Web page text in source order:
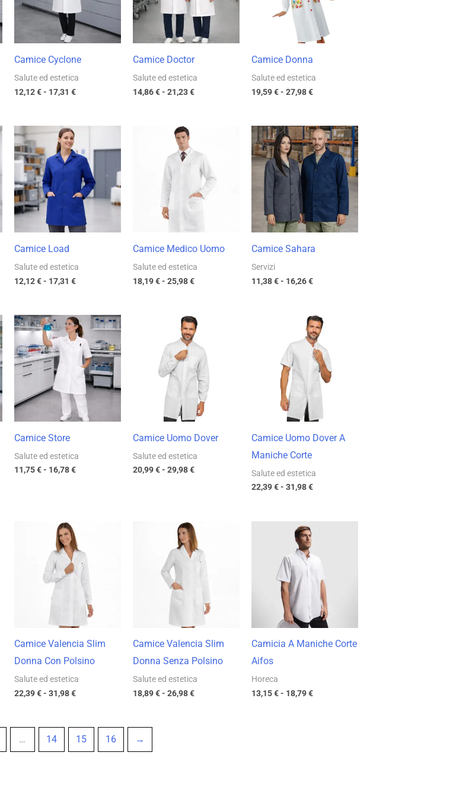
Camice Cyclone
Salute ed estetica
12,12€- 17,31 €
17,31 €
Camice Doctor
Salute ed estetica
14,86€- 21,23€
21,23 €
Camice Donna
Salute ed estetica
19,59€- 27,98€
27,98 €
Camice Load
Salute ed estetica
12,12€- 17,31 €
prezzo:
da
12,12 €
17,31 €
Camice Medico Uomo
Salute ed estetica
18,19€- 25,98€
prezzo:
da
18,19 €
25,98 €
Camice Sahara
Servizi
11,38€- 16,26€
Fascia
di
prezzo:
da
11,38 €
a
16,26 €
Camice Store
Salute ed estetica
11,75€- 16,78€
Fascia
di
prezzo:
da
11,75 €
16,78 €
Camice Uomo Dover
Salute ed estetica
20,99€- 29,98€
Fascia
di
prezzo:
da
20,99 €
a
29,98 €
Camice Uomo Dover A
Maniche Corte
Salute ed estetica
22,39€- 31,98€
Fascia
di
prezzo:
da
22,39 €
31,98 €
Camice Valencia Slim
Donna Con Polsino
Salute ed estetica
22,39€- 31,98€
di
prezzo:
22,39 €
31,98 €
Camice Valencia Slim
Donna Senza Polsino
Salute ed estetica
18,89€- 26,98€
Fascia
di
prezzo:
18,89 €
Camicia A Maniche Corte
Aifos
Horeca
13,15€- 18,79€
da
18,79 €
… 14 15 16 →